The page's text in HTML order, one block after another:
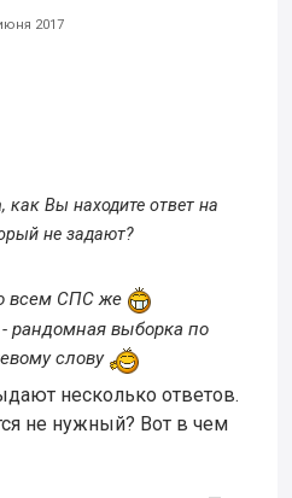
2017
, как Вы находите ответ на
не задают?
всем СПС же
рандомная выборка по
слову
несколько ответов.
не нужный? Вот в чем